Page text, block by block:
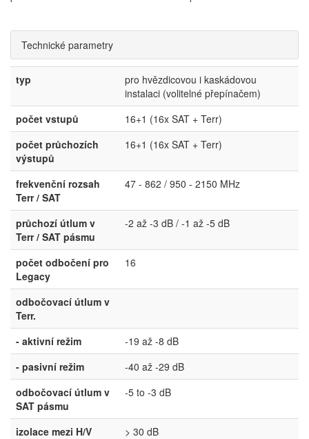
Technické parametry
typ
pro hvězdicovou i kaskádovou
instalaci (volitelné přepínačem)
počet vstupů
16+1 (16x SAT + Terr)
počet průchozích
výstupů
16+1 (16x SAT + Terr)
frekvenční rozsah
Terr / SAT
47 - 862 / 950 - 2150 MHz
průchozí útlum v
Terr / SAT pásmu
-2 až -3 dB / -1 až -5 dB
počet odbočení pro
Legacy
16
odbočovací útlum v
Terr.
- aktivní režim
-19 až -8 dB
- pasivní režim
-40 až -29 dB
odbočovací útlum v
SAT pásmu
-5 to -3 dB
izolace mezi H/V
> 30 dB